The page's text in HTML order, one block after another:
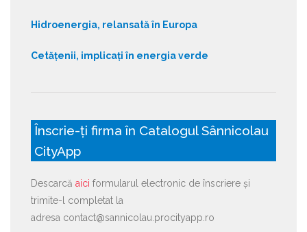
Hidroenergia, relansată în Europa
Cetățenii, implicați în energia verde
Înscrie-ți firma în Catalogul Sânnicolau
CityApp
Descarcă aici formularul electronic de înscriere și
trimite-l completat la
adresa contact@sannicolau.procityapp.ro